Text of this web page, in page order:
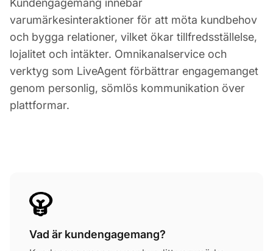
Kundengagemang innebär
varumärkesinteraktioner för att möta kundbehov
och bygga relationer, vilket ökar tillfredsställelse,
lojalitet och intäkter. Omnikanalservice och
verktyg som LiveAgent förbättrar engagemanget
genom personlig, sömlös kommunikation över
plattformar.
Vad är kundengagemang?